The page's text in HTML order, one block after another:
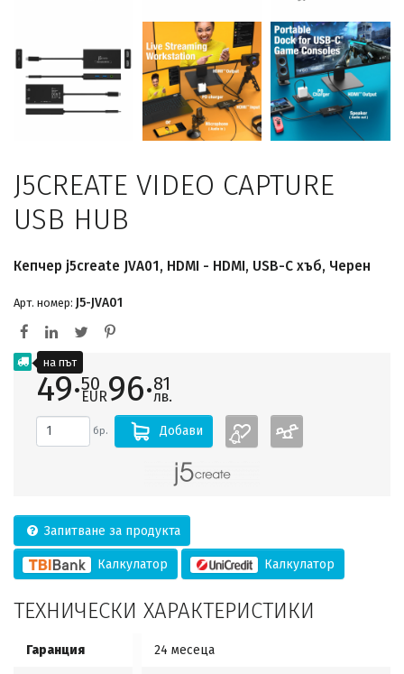
J5CREATE VIDEO CAPTURE
USB HUB
Кепчер j5create JVA01, HDMI - HDMI, USB-C хъб, Черен
Арт. номер: J5-JVA01
49·50
EUR96·81
лв.
бр. Добави
Запитване за продукта
Калкулатор Калкулатор
ТЕХНИЧЕСКИ ХАРАКТЕРИСТИКИ
Гаранция 24 месеца
на път